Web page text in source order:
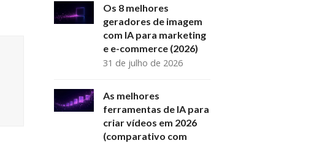
Os 8 melhores
geradores de imagem
com IA para marketing
e e-commerce (2026)
31 de julho de 2026
As melhores
ferramentas de IA para
criar vídeos em 2026
(comparativo com